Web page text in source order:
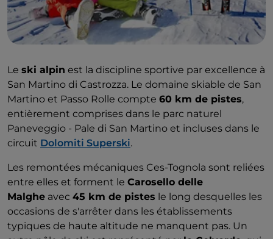
Le ski alpin est la discipline sportive par excellence à
San Martino di Castrozza. Le domaine skiable de San
Martino et Passo Rolle compte 60 km de pistes,
entièrement comprises dans le parc naturel
Paneveggio - Pale di San Martino et incluses dans le
circuit Dolomiti Superski.
Les remontées mécaniques Ces-Tognola sont reliées
entre elles et forment le Carosello delle
Malghe avec 45 km de pistes le long desquelles les
occasions de s'arrêter dans les établissements
typiques de haute altitude ne manquent pas. Un